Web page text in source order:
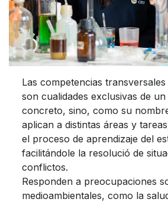
Las competencias
son cualidades exclusivas de
concreto, sino, como su
aplican a distintas áreas y
el proceso de aprendizaje del
facilitándole la resolució de
conflictos.
Responden a preocupaciones
medioambientales, como la